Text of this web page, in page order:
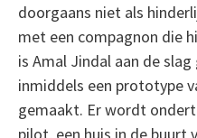
doorgaans niet als
met een compagnon die
is Amal Jindal aan de
inmiddels een prototype
gemaakt. Er wordt